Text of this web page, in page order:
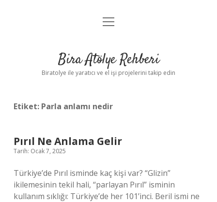
Anasayfa
Yasal Uyarı
menüyü
Bira Atölye Rehberi
Biratolye ile yaratıcı ve el işi projelerini takip edin
Etiket: Parla anlamı nedir
Pırıl Ne Anlama Gelir
Tarih: Ocak 7, 2025
Türkiye’de Pırıl isminde kaç kişi var? “Glizin”
ikilemesinin tekil hali, “parlayan Pırıl” isminin
kullanım sıklığı: Türkiye’de her 101’inci. Beril ismi ne